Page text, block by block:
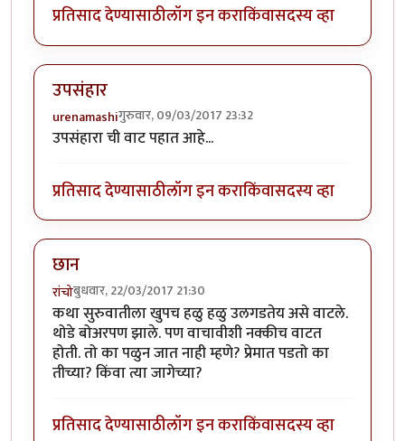
प्रतिसाद देण्यासाठीलॉग इन कराकिंवासदस्य व्हा
उपसंहार
urenamashiगुरुवार, 09/03/2017 23:32
उपसंहारा ची वाट पहात आहे...
प्रतिसाद देण्यासाठीलॉग इन कराकिंवासदस्य व्हा
छान
रांचोबुधवार, 22/03/2017 21:30
कथा सुरुवातीला खुपच हळु हळु उलगडतेय असे वाटले.
थोडे बोअरपण झाले. पण वाचावीशी नक्कीच वाटत
होती. तो का पळुन जात नाही म्हणे? प्रेमात पडतो का
तीच्या? किंवा त्या जागेच्या?
प्रतिसाद देण्यासाठीलॉग इन कराकिंवासदस्य व्हा